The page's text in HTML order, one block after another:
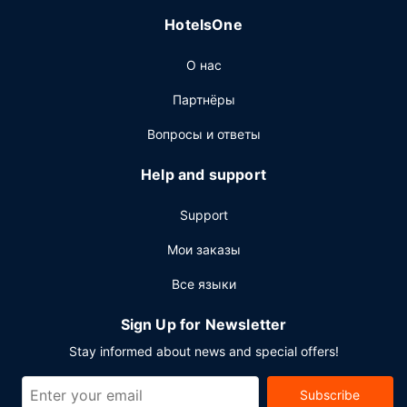
Предлагается бесплатный завтрак (континентальный):
Для удобства гостей предоставляется следующее:
бесплатный (проводной) доступ в интернет,
круглосуточный бизнес-центр и ускоренная
регистрация при отъезде. Если вы планируете деловое
вам пространство площадью 146 кв. м, на котором
расположены помещение для конференций и
обратно (круглосуточно) предоставляется бесплатно.
HotelsOne
О нас
Партнёры
Вопросы и ответы
Help and support
Support
Мои заказы
Все языки
Sign Up for Newsletter
Stay informed about news and special offers!
Subscribe